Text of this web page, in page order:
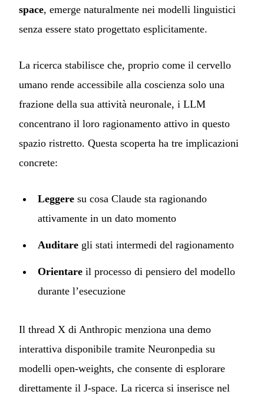
space, emerge naturalmente nei modelli linguistici
senza essere stato progettato esplicitamente.
La ricerca stabilisce che, proprio come il cervello
umano rende accessibile alla coscienza solo una
frazione della sua attività neuronale, i LLM
concentrano il loro ragionamento attivo in questo
spazio ristretto. Questa scoperta ha tre implicazioni
concrete:
Leggere su cosa Claude sta ragionando
attivamente in un dato momento
Auditare gli stati intermedi del ragionamento
Orientare il processo di pensiero del modello
durante l’esecuzione
Il thread X di Anthropic menziona una demo
interattiva disponibile tramite Neuronpedia su
modelli open-weights, che consente di esplorare
direttamente il J-space. La ricerca si inserisce nel